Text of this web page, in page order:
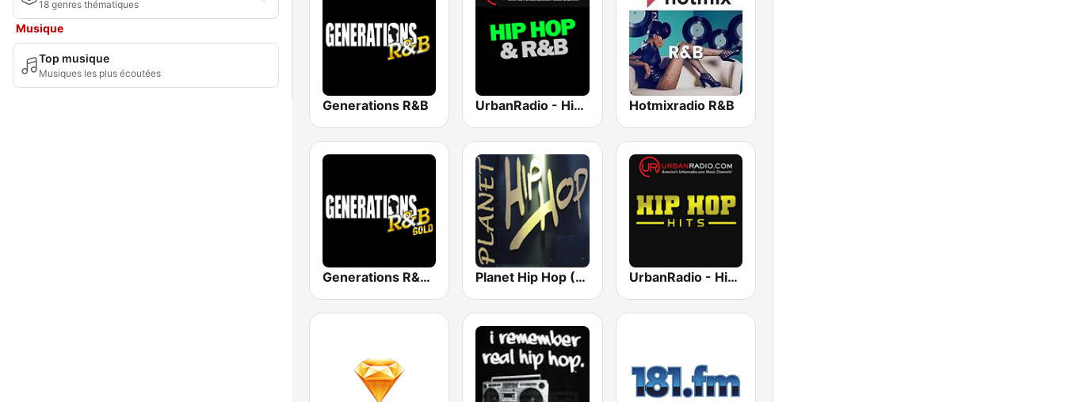
18 genres thématiques
Musique
Top musique
Musiques les plus écoutées
Generations R&B UrbanRadio - Hip Hop & RnB Hotmixradio R&B
Generations R&B Gold Planet Hip Hop (MRG.fm) UrbanRadio - Hip Hop Hits